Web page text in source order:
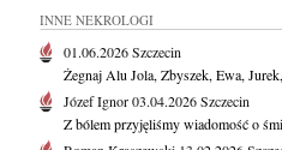
INNE NEKROLOGI
01.06.2026Szczecin
Żegnaj Alu Jola, Zbyszek, Ewa,
Józef Ignor03.04.2026Szczecin
Z bólem przyjęliśmy wiadomość o